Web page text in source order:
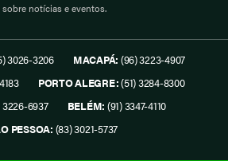
notícias e eventos.
3026-3206 MACAPÁ: (96) 3223-4907
PORTO ALEGRE:(51) 3284-8300
3226-6937 BELÉM: (91) 3347-4110
PESSOA: (83) 3021-5737